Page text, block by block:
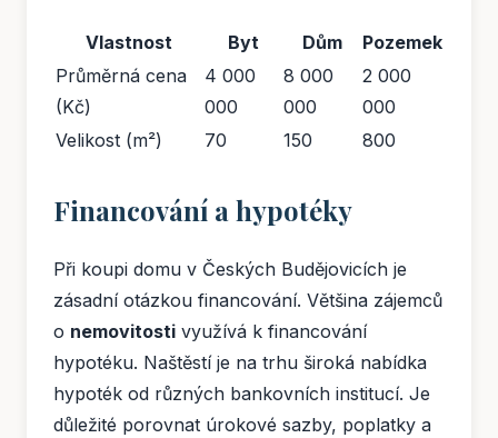
Vlastnost Byt Dům
Pozemek
Průměrná cena
(Kč)
4 000
000
8 000
000
2 000
000
Velikost (m²)
70 150 800
Financování a hypotéky
Při koupi domu v Českých Budějovicích je
zásadní otázkou financování. Většina zájemců
o nemovitosti využívá k financování
hypotéku. Naštěstí je na trhu široká nabídka
hypoték od různých bankovních institucí. Je
důležité porovnat úrokové sazby, poplatky a